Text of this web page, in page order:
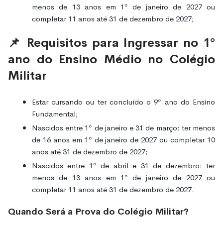
menos de 13 anos em 1º de janeiro de 2027 ou
completar 11 anos até 31 de dezembro de 2027;
📌 Requisitos para Ingressar no 1º
ano do Ensino Médio no Colégio
Militar
Estar cursando ou ter concluído o 9º ano do Ensino
Fundamental;
Nascidos entre 1º de janeiro e 31 de março: ter menos
de 16 anos em 1º de janeiro de 2027 ou completar 10
anos até 31 de dezembro de 2027;
Nascidos entre 1º de abril e 31 de dezembro: ter
menos de 13 anos em 1º de janeiro de 2027 ou
completar 11 anos até 31 de dezembro de 2027.
Quando Será a Prova do Colégio Militar?